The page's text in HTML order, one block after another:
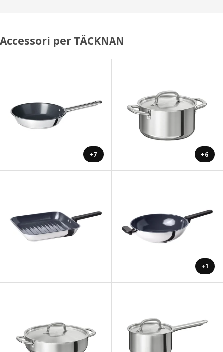
Accessori per TÄCKNAN
+7 +6
+1